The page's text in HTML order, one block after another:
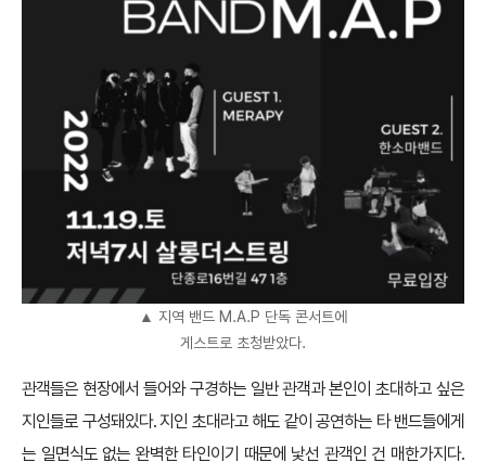
▲ 지역 밴드 M.A.P 단독 콘서트에
게스트로 초청받았다.
관객들은 현장에서 들어와 구경하는 일반 관객과 본인이 초대하고 싶은
지인들로 구성돼있다. 지인 초대라고 해도 같이 공연하는 타 밴드들에게
는 일면식도 없는 완벽한 타인이기 때문에 낯선 관객인 건 매한가지다.